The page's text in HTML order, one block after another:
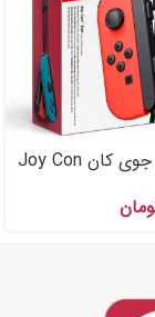
دسته بازی جوی کان Joy Con